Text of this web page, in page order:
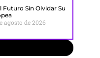
Futuro Sin Olvidar Su
agosto de 2026